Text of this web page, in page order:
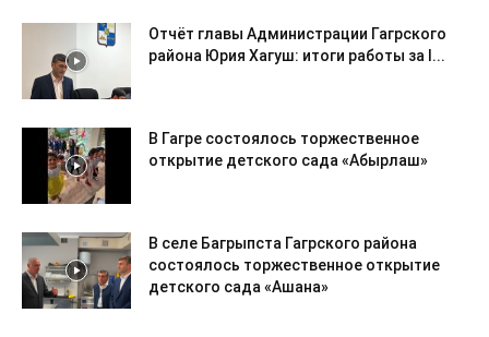
Отчёт главы Администрации Гагрского
района Юрия Хагуш: итоги работы за I...
В Гагре состоялось торжественное
открытие детского сада «Абырлаш»
В селе Багрыпста Гагрского района
состоялось торжественное открытие
детского сада «Ашана»